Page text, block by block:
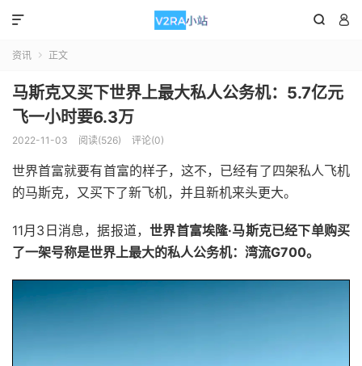
 

资讯  正文
马斯克又买下世界上最大私人公务机：5.7亿元
飞一小时要6.3万
2022-11-03 阅读(526) 评论(0)
世界首富就要有首富的样子，这不，已经有了四架私人飞机
的马斯克，又买下了新飞机，并且新机来头更大。
11月3日消息，据报道，世界首富埃隆·马斯克已经下单购买
了一架号称是世界上最大的私人公务机：湾流G700。